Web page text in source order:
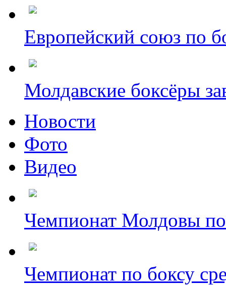
Европейский союз по
Молдавские боксёры
Новости
Фото
Видео
Чемпионат Молдовы
Чемпионат по боксу